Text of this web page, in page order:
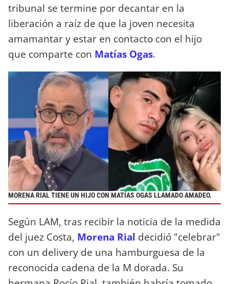
tribunal se termine por decantar en la
liberación a raíz de que la joven necesita
amamantar y estar en contacto con el hijo
que comparte con Matías Ogas.
MORENA RIAL TIENE UN HIJO CON MATÍAS OGAS LLAMADO AMADEO.
Según LAM, tras recibir la noticia de la medida
del juez Costa, Morena Rial decidió "celebrar"
con un delivery de una hamburguesa de la
reconocida cadena de la M dorada. Su